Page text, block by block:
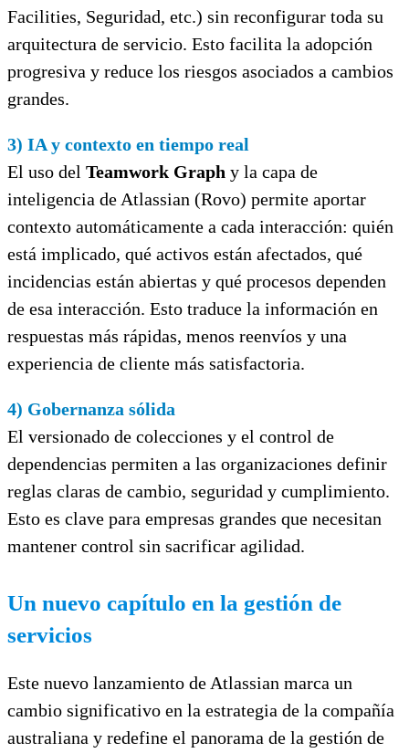
Facilities, Seguridad, etc.) sin reconfigurar toda su
arquitectura de servicio. Esto facilita la adopción
progresiva y reduce los riesgos asociados a cambios
grandes.
3) IA y contexto en tiempo real
El uso del Teamwork Graph y la capa de
inteligencia de Atlassian (Rovo) permite aportar
contexto automáticamente a cada interacción: quién
está implicado, qué activos están afectados, qué
incidencias están abiertas y qué procesos dependen
de esa interacción. Esto traduce la información en
respuestas más rápidas, menos reenvíos y una
experiencia de cliente más satisfactoria.
4) Gobernanza sólida
El versionado de colecciones y el control de
dependencias permiten a las organizaciones definir
reglas claras de cambio, seguridad y cumplimiento.
Esto es clave para empresas grandes que necesitan
mantener control sin sacrificar agilidad.
Un nuevo capítulo en la gestión de
servicios
Este nuevo lanzamiento de Atlassian marca un
cambio significativo en la estrategia de la compañía
australiana y redefine el panorama de la gestión de